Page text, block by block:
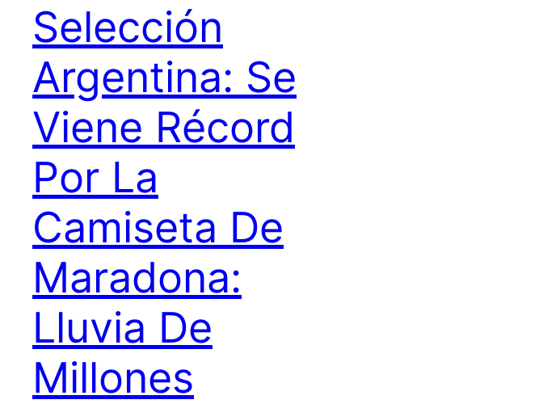
Selección
Argentina: Se
Viene Récord
Por La
Camiseta De
Maradona:
Lluvia De
Millones